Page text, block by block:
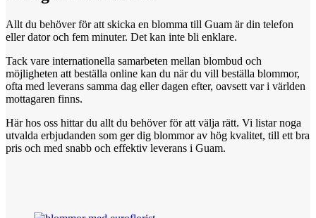
Allt du behöver för att skicka en blomma till Guam är din telefon
eller dator och fem minuter. Det kan inte bli enklare.
Tack vare internationella samarbeten mellan blombud och
möjligheten att beställa online kan du när du vill beställa blommor,
ofta med leverans samma dag eller dagen efter, oavsett var i världen
mottagaren finns.
Här hos oss hittar du allt du behöver för att välja rätt. Vi listar noga
utvalda erbjudanden som ger dig blommor av hög kvalitet, till ett bra
pris och med snabb och effektiv leverans i Guam.